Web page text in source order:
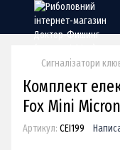
Сигналізатори
Комплект
Fox Mini
Артикул: CEI199